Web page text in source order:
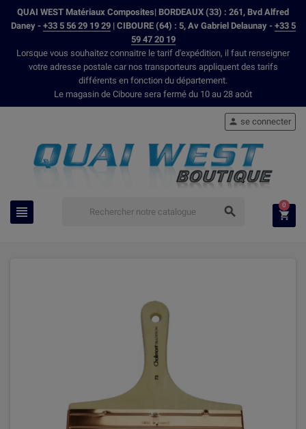
QUAI WEST Matériaux Composites| BORDEAUX (33) : 261, Bvd Alfred
Daney - +33 5 56 29 19 29| CIBOURE (64) : 5, Av Gabriel Delaunay - +33 5
59 47 20 19
Lorsque vous souhaitez connaitre le tarif d'expédition, il faut renseigner
votre adresse postale car nos transporteurs appliquent des tarifs
différents en fonction du département.
Le magasin de Ciboure sera fermé du 10 au 28 août
 
 se connecter

0